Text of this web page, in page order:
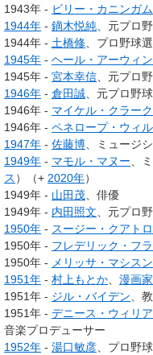
1943年 - ビリー・カニンガム
1944年 - 鏑木悦純 、元プロ
1944年 - 土橋修 、プロ野球
1945年 - ヘール・アーウィン
1945年 - 宮本幸信 、元プロ
1946年 - 倉田誠 、元プロ野
1946年 - マイケル・クラーク
1946年 - ペネロープ・ウィ
1947年 - 佐藤博 、ミュージ
1949年 - マモル・マヌー 、
ス ）（+ 2020年）
1949年 - 山田茂 、俳優
1949年 - 内田照文 、元プロ
1950年 - スージー・クアトロ
1950年 - フレデリック・フ
1950年 - メリッサ・マシスン
1951年 - 村上もとか
漫画家
1951年 - ジル・バイデン 、
1951年 - デニース・ウィリ
音楽プロデューサー
1952年 - 湯口敏彦 、プロ野